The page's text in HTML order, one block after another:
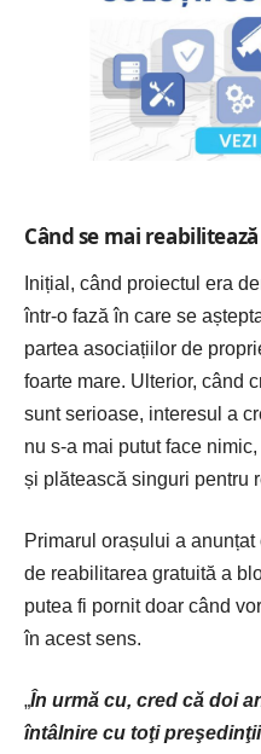
Când se mai
Inițial, când proiectul era
într-o fază în care se
partea asociațiilor de
foarte mare. Ulterior, când
sunt serioase, interesul a
nu s-a mai putut face
și plătească singuri pentru
Primarul orașului a
de reabilitarea gratuită a
putea fi pornit doar când
în acest sens.
„În urmă cu, cred că doi
întâlnire cu toţi